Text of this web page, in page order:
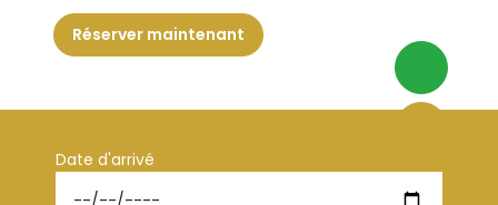
Réserver maintenant
Date d'arrivé